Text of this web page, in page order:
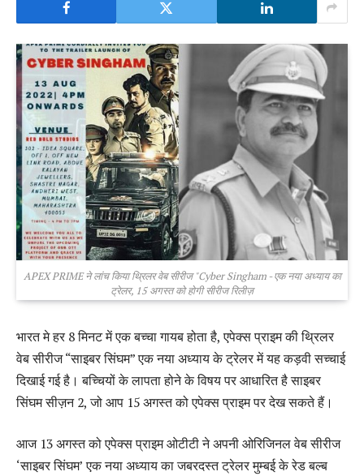
APEX PRIME ने लांच किया थ्रिलर वेब सीरीज "Cyber Singham - एक नया अध्याय का
ट्रेलर, 15 अगस्त को होगी सीरीज रिलीज़
भारत मे हर 8 मिनट में एक बच्चा गायब होता है, एपेक्स प्राइम की थ्रिलर
वेब सीरीज “साइबर सिंघम” एक नया अध्याय के ट्रेलर में यह कड़वी सच्चाई
दिखाई गई है। बच्चियों के लापता होने के विषय पर आधारित है साइबर
सिंघम सीज़न 2, जो आप 15 अगस्त को एपेक्स प्राइम पर देख सकते हैं।
आज 13 अगस्त को एपेक्स प्राइम ओटीटी ने अपनी ओरिजिनल वेब सीरीज
‘साइबर सिंघम’ एक नया अध्याय का जबरदस्त ट्रेलर मुम्बई के रेड बल्ब